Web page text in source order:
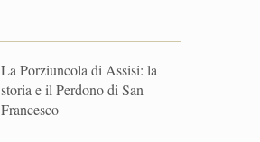
La Porziuncola di Assisi: la
storia e il Perdono di San
Francesco